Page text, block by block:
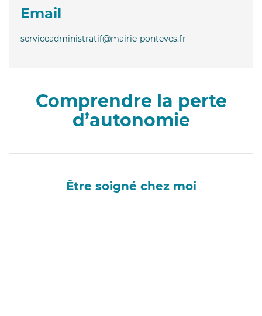
Email
serviceadministratif@mairie-ponteves.fr
Comprendre la perte
d’autonomie
Être soigné chez moi